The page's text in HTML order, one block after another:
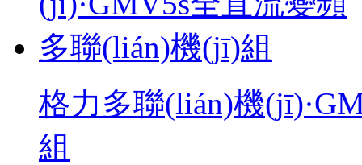
格力多聯(lián)機
組